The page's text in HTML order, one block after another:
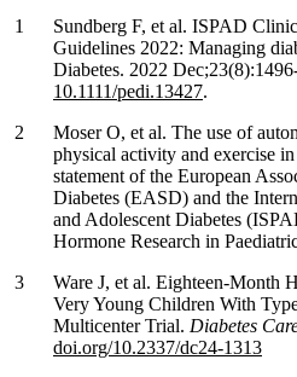
Sundberg F, et al. ISPAD
Guidelines 2022: Managing
Diabetes. 2022
10.1111/pedi.13427.
Moser O, et al. The use of
physical activity and exercise
statement of the European
Diabetes (EASD) and the
and Adolescent Diabetes
Hormone Research in
Ware J, et al. Eighteen-Month
Very Young Children With
Multicenter Trial. Diabetes
doi.org/10.2337/dc24-1313